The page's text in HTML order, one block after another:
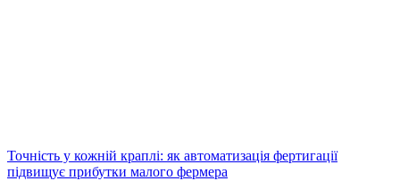
Точність у кожній краплі: як автоматизація фертигації
підвищує прибутки малого фермера